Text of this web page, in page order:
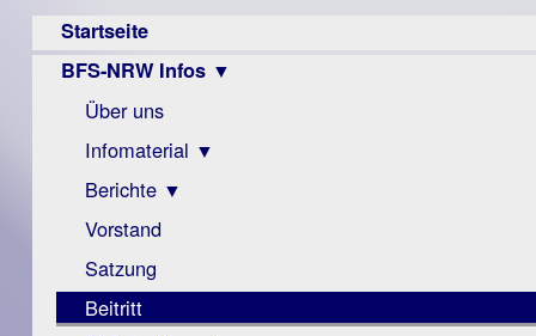
hier
Startseite
BFS-NRW Infos ▼
Über uns
Infomaterial ▼
Visus
Zeitschrift
Monokular
Mac
Instagram-
Berichte ▼
Archiv
Berichte
Vorstand
Satzung
Beitritt